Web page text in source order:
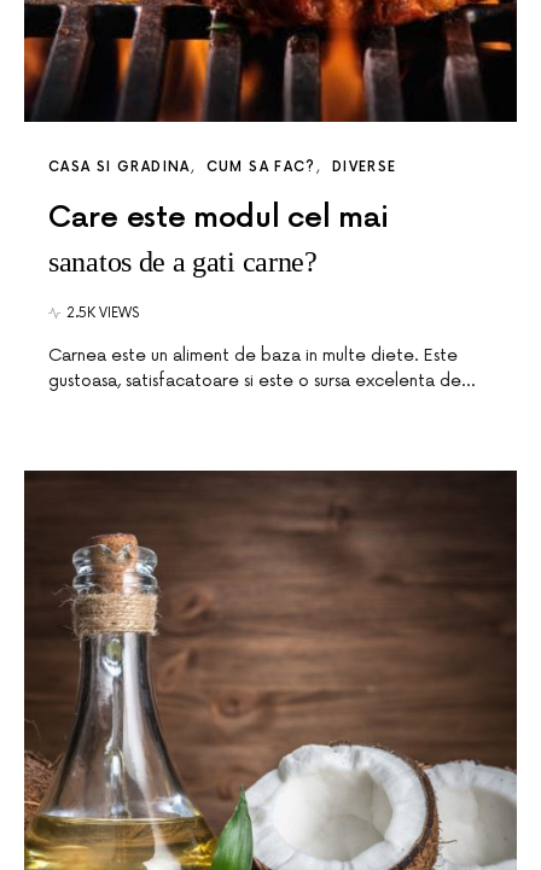
CASA SI GRADINA CUM SA FAC? DIVERSE
Care este modul cel mai
sanatos de a gati carne?
2.5K VIEWS
Carnea este un aliment de baza in multe diete. Este
gustoasa, satisfacatoare si este o sursa excelenta de…